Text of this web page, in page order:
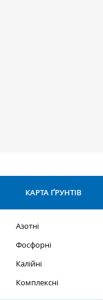
КАРТА ҐРУНТІВ
Азотні
Фосфорні
Калійні
Комплексні